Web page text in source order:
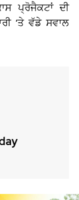
ਪ੍ਰੋਜੈਕਟਾਂ ਦੀ
‘ਤੇ ਵੱਡੇ ਸਵਾਲ